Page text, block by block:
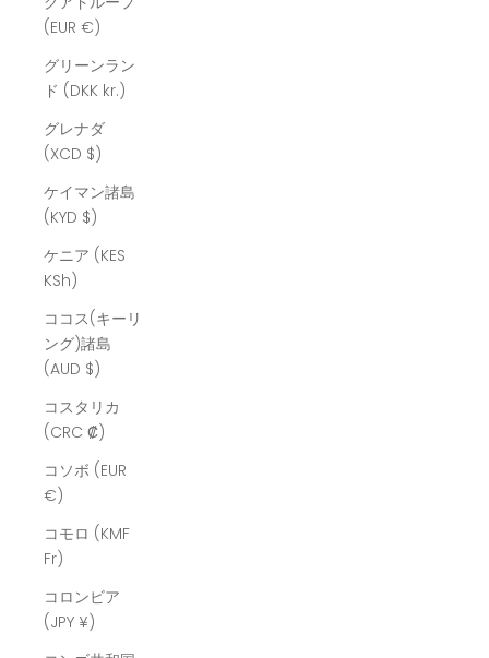
(EUR €)
グリーンラン
ド (DKK kr.)
グレナダ
(XCD $)
ケイマン諸島
(KYD $)
ケニア (KES
KSh)
ココス(キーリ
ング)諸島
(AUD $)
コスタリカ
(CRC ₡)
コソボ (EUR
€)
コモロ (KMF
Fr)
コロンビア
(JPY ¥)